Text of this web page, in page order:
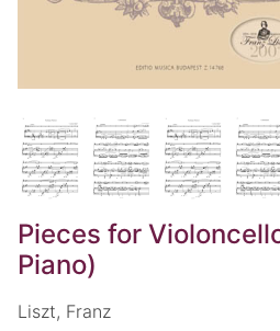
Pieces for
Piano)
Liszt, Franz